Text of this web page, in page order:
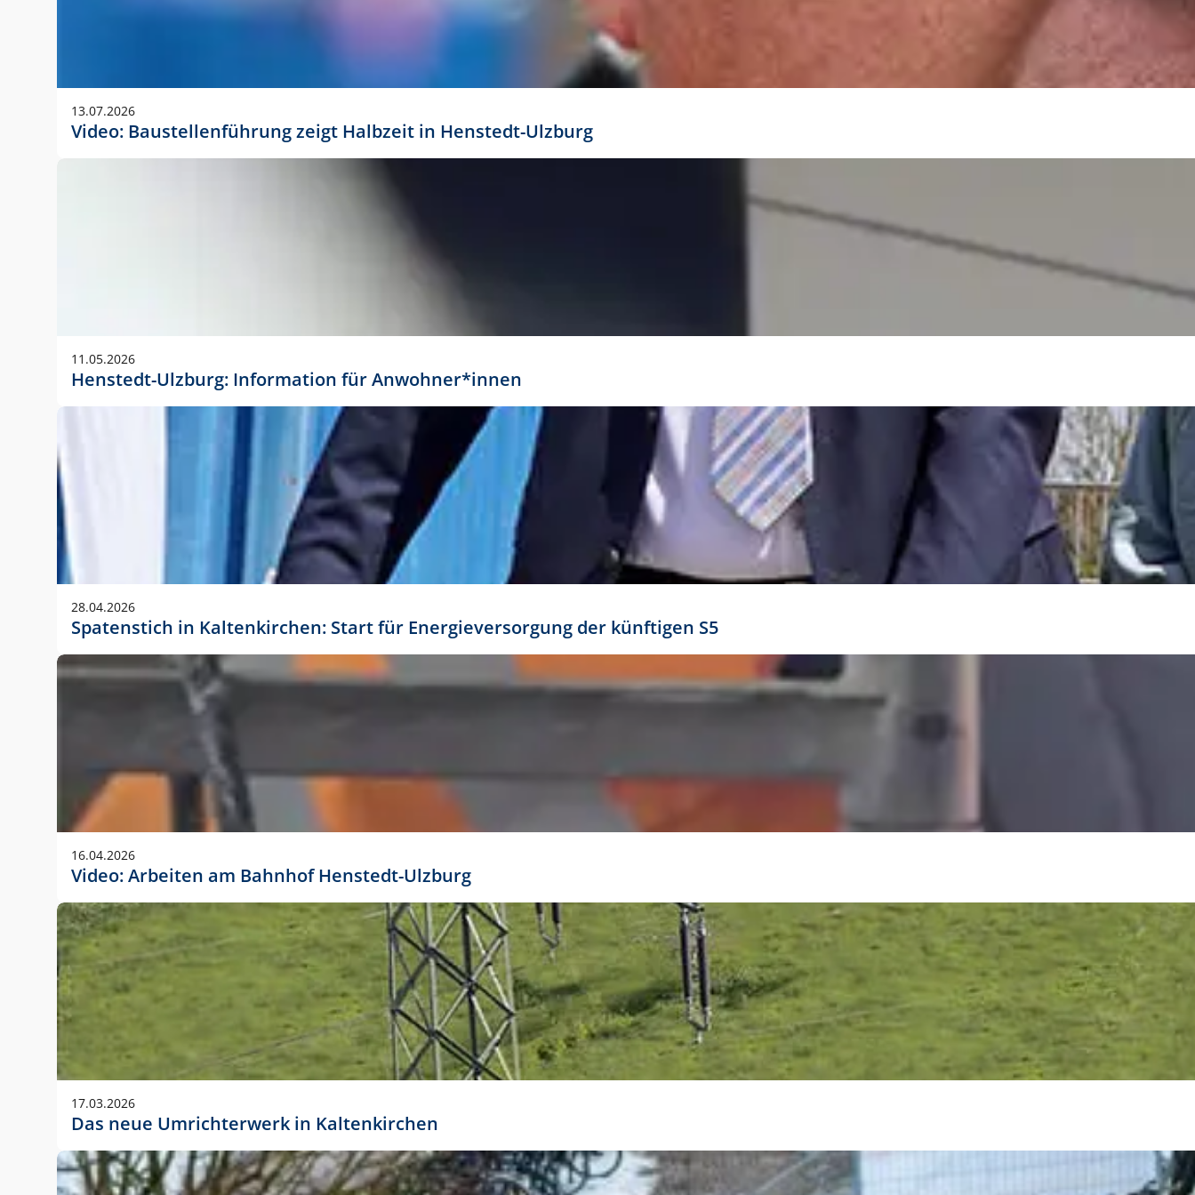
Anwendungsgröße im Layout:
Die Logohöhe beträgt 4 – 10 % der jeweiligen Formathöhe. Daraus ergeben sich für gängige Formate
folgende fest definierte Anwendungsgrößen im Layout:
DIN A3 – 15 mm hoch (5 %)
DIN A1 – 39 mm hoch (5 %)
DIN lang – 10 mm hoch (5 %)
1080 x 1080 px – 78 px hoch (7 %)
In Ausnahmefällen darf das Logo jedoch auch größer oder kleiner gesetzt werden. Dazu bedarf es jedoch
stets der vorherigen Absprache mit der Marketingabteilung.
13.07.2026
Video: Baustellenführung zeigt Halbzeit in Henstedt-Ulzburg
11.05.2026
Henstedt-Ulzburg: Information für Anwohner*innen
28.04.2026
Spatenstich in Kaltenkirchen: Start für Energieversorgung der künftigen S5
16.04.2026
Video: Arbeiten am Bahnhof Henstedt-Ulzburg
17.03.2026
Das neue Umrichterwerk in Kaltenkirchen